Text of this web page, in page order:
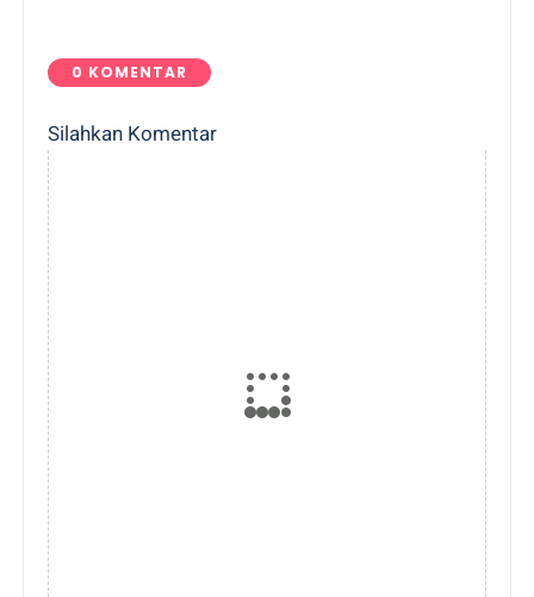
0 KOMENTAR
Silahkan Komentar